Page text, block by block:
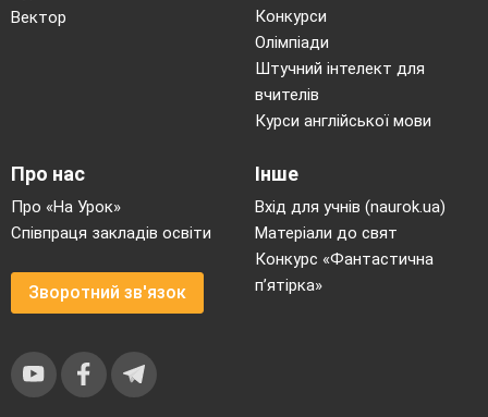
Вектор
Конкурси
Олімпіади
Штучний інтелект для
вчителів
Курси англійської мови
Про нас
Про «На Урок»
Співпраця закладів освіти
Зворотний зв'язок
Інше
Вхід для учнів (naurok.ua)
Матеріали до свят
Конкурс «Фантастична
п’ятірка»